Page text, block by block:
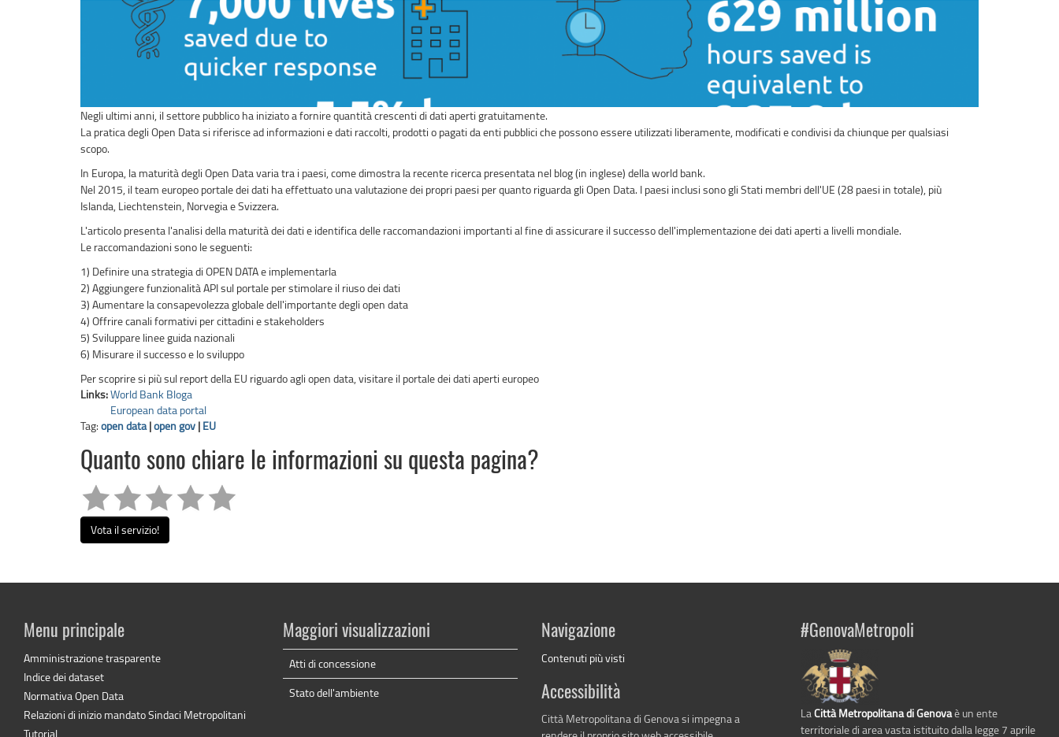
Negli ultimi anni, il settore pubblico ha iniziato a fornire quantità crescenti di dati aperti gratuitamente.
La pratica degli Open Data si riferisce ad informazioni e dati raccolti, prodotti o pagati da enti pubblici che possono essere utilizzati liberamente, modificati e condivisi da chiunque per qualsiasi
scopo.
In Europa, la maturità degli Open Data varia tra i paesi, come dimostra la recente ricerca presentata nel blog (in inglese) della world bank.
Nel 2015, il team europeo portale dei dati ha effettuato una valutazione dei propri paesi per quanto riguarda gli Open Data. I paesi inclusi sono gli Stati membri dell'UE (28 paesi in totale), più
Islanda, Liechtenstein, Norvegia e Svizzera.
L'articolo presenta l'analisi della maturità dei dati e identifica delle raccomandazioni importanti al fine di assicurare il successo dell'implementazione dei dati aperti a livelli mondiale.
Le raccomandazioni sono le seguenti:
1) Definire una strategia di OPEN DATA e implementarla
2) Aggiungere funzionalità API sul portale per stimolare il riuso dei dati
3) Aumentare la consapevolezza globale dell'importante degli open data
4) Offrire canali formativi per cittadini e stakeholders
5) Sviluppare linee guida nazionali
6) Misurare il successo e lo sviluppo
Per scoprire si più sul report della EU riguardo agli open data, visitare il portale dei dati aperti europeo
Links:World Bank Bloga
European data portal
Tag: open data|open gov | EU
Quanto sono chiare le informazioni su questa pagina?
Vota il servizio!
Menu principale
Amministrazione trasparente
Indice dei dataset
Normativa Open Data
Relazioni di inizio mandato Sindaci Metropolitani
Tutorial
Maggiori visualizzazioni
Atti di concessione
Stato dell'ambiente
Navigazione
Contenuti più visti
Accessibilità
Città Metropolitana di Genova si impegna a
#GenovaMetropoli
LaCittà Metropolitana di Genovaè un ente
territoriale di area vasta istituito dalla legge 7 aprile